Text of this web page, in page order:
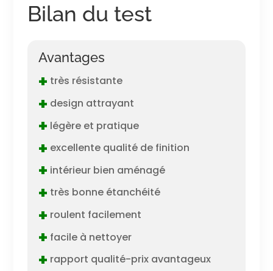
Bilan du test
Avantages
+ très résistante
+ design attrayant
+ légère et pratique
+ excellente qualité de finition
+ intérieur bien aménagé
+ très bonne étanchéité
+ roulent facilement
+ facile à nettoyer
+ rapport qualité-prix avantageux